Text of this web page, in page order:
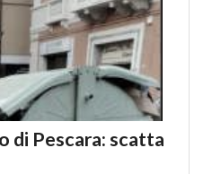
di Pescara: scatta